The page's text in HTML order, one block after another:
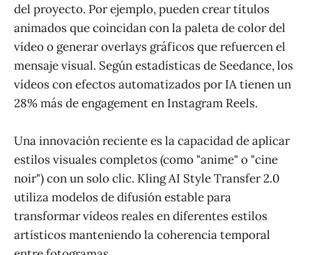
del proyecto. Por ejemplo, pueden crear títulos
animados que coincidan con la paleta de color del
vídeo o generar overlays gráficos que refuercen el
mensaje visual. Según estadísticas de Seedance, los
vídeos con efectos automatizados por IA tienen un
28% más de engagement en Instagram Reels.
Una innovación reciente es la capacidad de aplicar
estilos visuales completos (como "anime" o "cine
noir") con un solo clic. Kling AI Style Transfer 2.0
utiliza modelos de difusión estable para
transformar vídeos reales en diferentes estilos
artísticos manteniendo la coherencia temporal